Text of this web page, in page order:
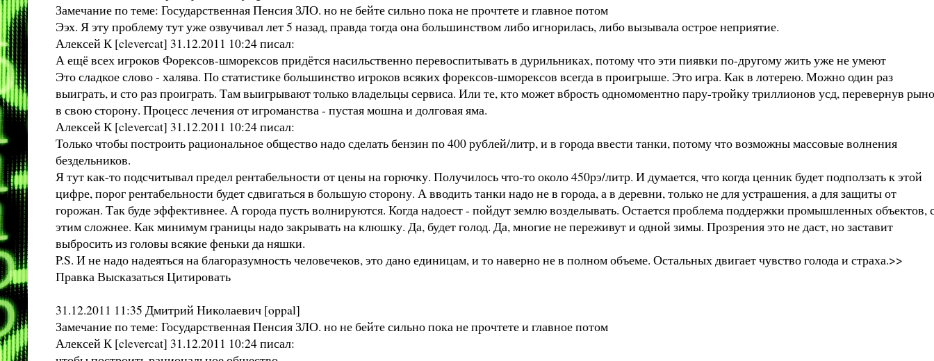
Замечание по теме: Государственная Пенсия ЗЛО. но не бейте сильно пока не прочтете и главное потом
Ээх. Я эту проблему тут уже озвучивал лет 5 назад, правда тогда она большинством либо игнорилась, либо вызывала острое неприятие.
Алексей К [clevercat] 31.12.2011 10:24 писал:
А ещё всех игроков Форексов-шморексов придётся насильственно перевоспитывать в дурильниках, потому что эти пиявки по-другому жить уже не умеют
Это сладкое слово - халява. По статистике большинство игроков всяких форексов-шморексов всегда в проигрыше. Это игра. Как в лотерею. Можно один раз
выиграть, и сто раз проиграть. Там выигрывают только владельцы сервиса. Или те, кто может вбрость одномоментно пару-тройку триллионов усд, перевернув
в свою сторону. Процесс лечения от игроманства - пустая мошна и долговая яма.
Алексей К [clevercat] 31.12.2011 10:24 писал:
Только чтобы построить рациональное общество надо сделать бензин по 400 рублей/литр, и в города ввести танки, потому что возможны массовые волнения
бездельников.
Я тут как-то подсчитывал предел рентабельности от цены на горючку. Получилось что-то около 450рэ/литр. И думается, что когда ценник будет подползать к этой
цифре, порог рентабельности будет сдвигаться в большую сторону. А вводить танки надо не в города, а в деревни, только не для устрашения, а для защиты от
горожан. Так буде эффективнее. А города пусть волнируются. Когда надоест - пойдут землю возделывать. Остается проблема поддержки промышленных объектов,
этим сложнее. Как минимум границы надо закрывать на клюшку. Да, будет голод. Да, многие не переживут и одной зимы. Прозрения это не даст, но заставит
выбросить из головы всякие феньки да няшки.
P.S. И не надо надеяться на благоразумность человечеков, это дано единицам, и то наверно не в полном объеме. Остальных двигает чувство голода и страха.>>
Правка Высказаться Цитировать
31.12.2011 11:35 Дмитрий Николаевич [oppal]
Замечание по теме: Государственная Пенсия ЗЛО. но не бейте сильно пока не прочтете и главное потом
Алексей К [clevercat] 31.12.2011 10:24 писал: